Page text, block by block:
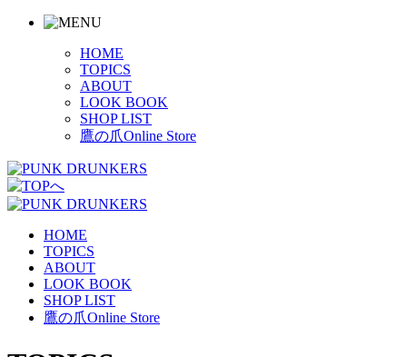
HOME
TOPICS
ABOUT
LOOK BOOK
SHOP LIST
鷹の爪Online Store
HOME
TOPICS
ABOUT
LOOK BOOK
SHOP LIST
鷹の爪Online Store